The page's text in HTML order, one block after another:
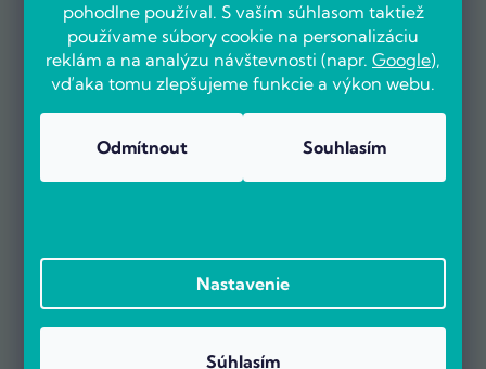
pohodlne používal. S vaším súhlasom taktiež
používame súbory cookie na personalizáciu
reklám a na analýzu návštevnosti (napr. Google),
vďaka tomu zlepšujeme funkcie a výkon webu.
Odmítnout Souhlasím
Nastavenie
Súhlasím